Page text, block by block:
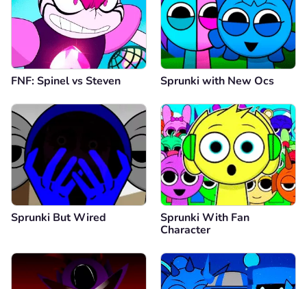
FNF: Spinel vs Steven Sprunki with New Ocs
Sprunki But Wired
Sprunki With Fan
Character